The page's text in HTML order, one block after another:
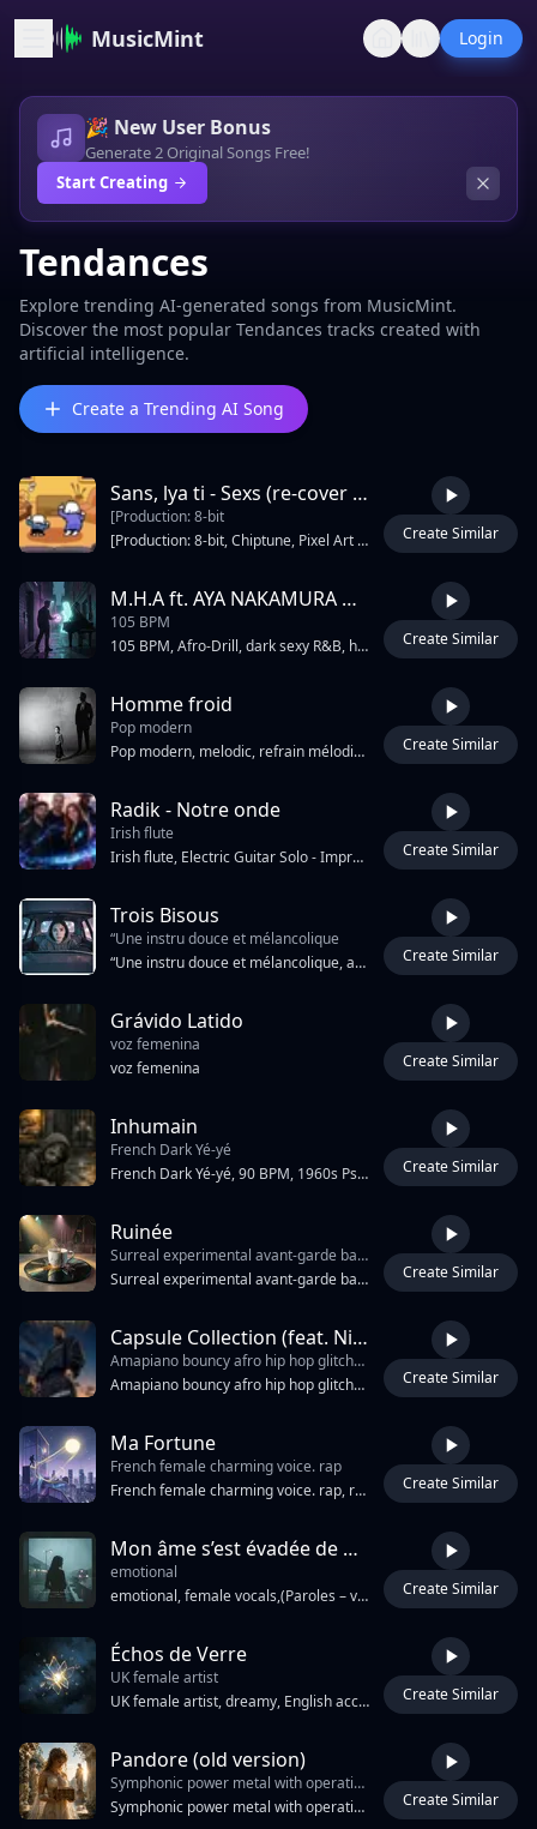
MusicMint Login
🎉 New User Bonus
Generate 2 Original Songs Free!
Start Creating
Tendances
Explore trending AI-generated songs from MusicMint.
Discover the most popular Tendances tracks created with
artificial intelligence.
Create a Trending AI Song
2:25
Sans, lya ti - Seхs (re-cover ʟ ᴇ ɢ ɪ 0 ɴ)
[Production: 8‑bit
[Production: 8‑bit, Chiptune, Pixel Art Aesthetic, Game Soundtrack, Retro Gaming Vibes, Lo‑Fi Warmth, Crisp Arpeggios, Bouncy Rhythms, Whimsical Melodies, Dynamic Percussion, Nostalgic Feel] Жанр: 8‑bit chiptune лезгинка. Стиль: вдохновлён саундтреками Undertale — игривый, энергичный, с ноткой ностальгии. Звучание: чистые, звонкие 8‑битные арпеджио (ведущая мелодия); упругий, чёткий ритм — имитация ударных в стиле ретро‑игр; басовая линия с чётким «пульсом», задающая драйв лезгинки; лёгкие синтезированные эффекты (всплески, свисты) для атмосферы; минимальная полифония — в духе классических игровых саундтреков. Структура: затакт и энергичное вступление с арпеджио; основная тема — яркая, запоминающаяся мелодия с характерными скачками и триолями (отсылка к лезгинке); вариативное повторение темы с добавлением новых слоёв (перкуссия, басовая линия); короткий «бридж» с изменением тембра и ритма; кульминация с усилением ритма и добавлением эффектов; плавное затухание с повтором
Create Similar
2:32
M.H.A ft. AYA NAKAMURA & GAZO — En Douceur
105 BPM
105 BPM, Afro-Drill, dark sexy R&B, heavy sliding 808 bass, crisp triplet hi-hats, duet with deep masculine rap vocals and sensual high-pitched female vocals, alternating male and female sections, micro-pauses, smooth transition, high-end production.
Create Similar
3:34
Homme froid
Pop modern
Pop modern, melodic, refrain mélodieux, piano , violin, Bass
Create Similar
4:42
Radik - Notre onde
Irish flute
Irish flute, Electric Guitar Solo - Improvisation High Key, acoustic guitar, piano, Improvisation
Create Similar
2:16
Trois Bisous
“Une instru douce et mélancolique
“Une instru douce et mélancolique, ambiance nocturne, avec piano aérien, basse légère et batterie lente. Voix intime, naturelle, un peu cassée par les émotions. Flow chanté-rapé très sincère, avec des paroles personnelles, du recul sur les erreurs, de l’amour et du pardon. Atmosphère chaleureuse mais triste, comme une discussion à 2h du matin dans une voiture sous la pluie.”
Create Similar
Grávido Latido
voz femenina
voz femenina
Create Similar
4:44
Inhumain
French Dark Yé-yé
French Dark Yé-yé, 90 BPM, 1960s Psychedelic Chanson, Sultry, Hypnotic, soft Fuzz Electric Guitar, Tremolo Guitar, Distorted Electric Guitar, Vintage Organ, Electric Bass, Retro Drum Kit, Very Deep Raw Sultry Raspy Adult Female Vocals, Restrained Voice, Little dangerous, Breathless Alto, Spoken-Sung, French Accent, Clean Production
Create Similar
2:49
Ruinée
Surreal experimental avant-garde bass guitar
Surreal experimental avant-garde bass guitar, jazz post punk, melodic, hypnotic, psychedelic, acoustic, vinyl crackle, projector sound, lo-fi, BPM: 120. Raw raspy female vocals, soulful blues-rock energy, expressive French chanson spirit, emotional live performance, smoky cabaret atmosphere, vintage analog sound, passionate and imperfect singing, organic instruments, rebellious heartfelt emotion, no autotune.
Create Similar
4:40
Capsule Collection (feat. Nia Makeda)- Dayo
Amapiano bouncy afro hip hop glitchy French trap
Amapiano bouncy afro hip hop glitchy French trap, most chaotic and fun track on album, log drum bouncy Lagos meets Paris glitch, male rap vocal and female French rap vocal, 104 BPM F major, the excess is the joy PRODUCTION Dayo intro parlé over log drum 8 bars, full bouncy drop, bridge log drum only both voices talking chaotically at same time, full return maximum energy, outro beat fades voices only
Create Similar
2:34
Ma Fortune
French female charming voice. rap
French female charming voice. rap, retro soul, funky, celebratory, funky, groovy, bassline, feel-good, bounce, light, vocal, playful, warm, hip hop, soul
Create Similar
3:54
Mon âme s’est évadée de moi
emotional
emotional, female vocals,(Paroles – voix de femme, mélancolique et intense)Style musical Pop mélancolique Ballade moderne Variété française émotionnelle Avec une touche cinématographique / piano-voix Rythme conseillé Tempo : 68 à 74 BPM (lent, émotionnel, respirant) Ambiance Piano doux au début Pads atmosphériques Battement léger type heartbeat Violons ou guitare électrique aérienne dans le refrain Montée émotionnelle progressive,Structure rythmique Couplets : très calmes, presque murmurés Pré-refrain : montée légère Refrain : plus ouvert et puissant émotionnellement Pont : coupure instrumentale presque vide avant explosion finale Type de batterie Kick profond et lent Snare douce avec reverb Hi-hats très discrets Percussions minimalistes Tonalité idéale La mineur (Am) ou Ré mineur (Dm) pour garder la tristesse élégante.
Create Similar
2:49
Échos de Verre
UK female artist
UK female artist, dreamy, English accent
Create Similar
4:45
Pandore (old version)
Symphonic power metal with operatic male and female vocals. The arrangement features high-gain distorted electric guitars playing palm-muted gallop rhythms and power chords
Symphonic power metal with operatic male and female vocals. The arrangement features high-gain distorted electric guitars playing palm-muted gallop rhythms and power chords, a double-kick drum kit with rapid 16th-note patterns, and a prominent orchestral section including staccato strings, brass swells, and cinematic percussion. A synth pad provides harmonic density. The male vocals are in a dramatic tenor range, while the female vocals utilize a classical soprano style with frequent vibrato. The tempo is 165 BPM in 4/4 time, likely in the key of D minor.
Create Similar